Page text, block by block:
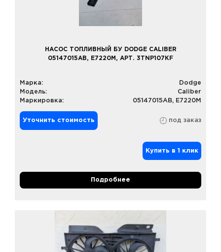
НАСОС ТОПЛИВНЫЙ БУ DODGE CALIBER
05147015AB, E7220M, АРТ. 3TNP107KF
Марка:
Dodge
Модель:
Caliber
Маркировка:
05147015AB, E7220M
Уточнить стоимость под заказ
Купить в 1 клик
Подробнее